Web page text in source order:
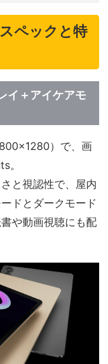
ペックと特
イ＋アイケアモ
）で、画
。
と視認性で、屋内
ドとダークモード
や動画視聴にも配